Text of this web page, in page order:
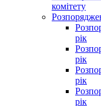
комітету
рік
рік
рік
рік